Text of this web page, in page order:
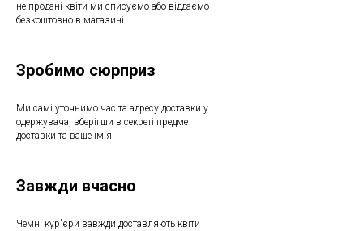
не продані квіти ми списуємо або віддаємо
безкоштовно в магазині.
Зробимо сюрприз
Ми самі уточнимо час та адресу доставки у
одержувача, зберігши в секреті предмет
доставки та ваше ім'я.
Завжди вчасно
Чемні кур'єри завжди доставляють квіти